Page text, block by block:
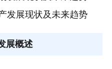
发展现状及未来趋势
展概述